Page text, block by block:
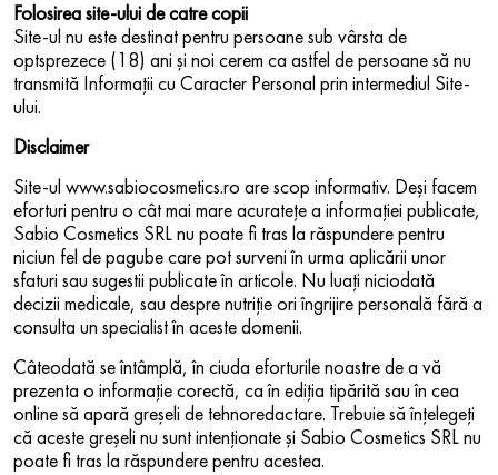
Folosirea site-ului de catre copii
Site-ul nu este destinat pentru persoane sub vârsta de
optsprezece (18) ani şi noi cerem ca astfel de persoane să nu
transmită Informaţii cu Caracter Personal prin intermediul Site-
ului.
Disclaimer
Site-ul www.sabiocosmetics.ro are scop informativ. Deşi facem
eforturi pentru o cât mai mare acurateţe a informaţiei publicate,
Sabio Cosmetics SRL nu poate fi tras la răspundere pentru
niciun fel de pagube care pot surveni în urma aplicării unor
sfaturi sau sugestii publicate în articole. Nu luaţi niciodată
decizii medicale, sau despre nutriție ori îngrijire personală fără a
consulta un specialist în aceste domenii.
Câteodată se întâmplă, în ciuda eforturile noastre de a vă
prezenta o informaţie corectă, ca în ediţia tipărită sau în cea
online să apară greşeli de tehnoredactare. Trebuie să înţelegeţi
că aceste greşeli nu sunt intenţionate şi Sabio Cosmetics SRL nu
poate fi tras la răspundere pentru acestea.